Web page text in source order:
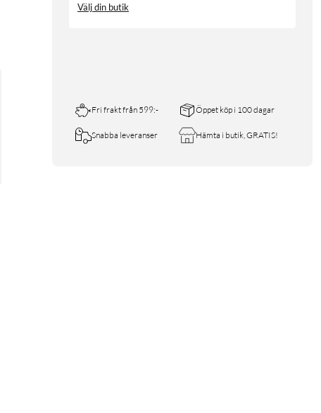
Välj din butik
Fri frakt från 599:- Öppet köp i 100 dagar
Snabba leveranser Hämta i butik, GRATIS!